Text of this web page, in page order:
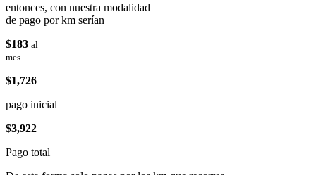
entonces, con nuestra modalidad
de pago por km serían
$183 al
mes
$1,726
pago inicial
$3,922
Pago total